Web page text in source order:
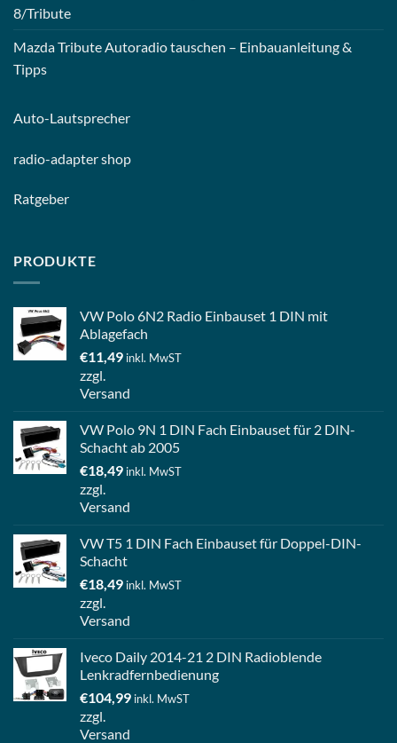
8/Tribute
Mazda Tribute Autoradio tauschen – Einbauanleitung &
Tipps
Auto-Lautsprecher
radio-adapter shop
Ratgeber
PRODUKTE
VW Polo 6N2 Radio Einbauset 1 DIN mit
Ablagefach
€11,49 inkl. MwST
zzgl.
Versand
VW Polo 9N 1 DIN Fach Einbauset für 2 DIN-
Schacht ab 2005
€18,49 inkl. MwST
zzgl.
Versand
VW T5 1 DIN Fach Einbauset für Doppel-DIN-
Schacht
€18,49 inkl. MwST
zzgl.
Versand
Iveco Daily 2014-21 2 DIN Radioblende
Lenkradfernbedienung
€104,99 inkl. MwST
zzgl.
Versand